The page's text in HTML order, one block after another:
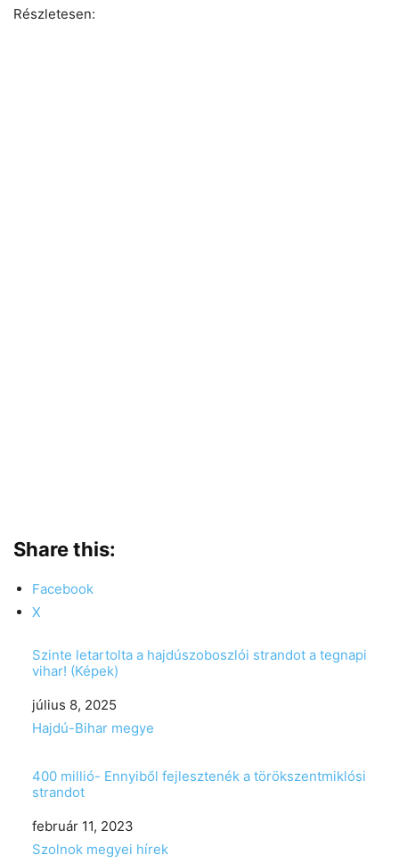
Részletesen:
Share this:
Facebook
X
Szinte letartolta a hajdúszoboszlói strandot a tegnapi
vihar! (Képek)
Date
július 8, 2025
In relation to
Hajdú-Bihar megye
400 millió- Ennyiből fejlesztenék a törökszentmiklósi
strandot
Date
február 11, 2023
In relation to
Szolnok megyei hírek